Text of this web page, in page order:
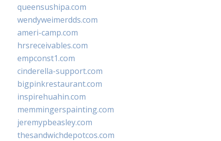
queensushipa.com
wendyweimerdds.com
ameri-camp.com
hrsreceivables.com
empconst1.com
cinderella-support.com
bigpinkrestaurant.com
inspirehuahin.com
memmingerspainting.com
jeremypbeasley.com
thesandwichdepotcos.com